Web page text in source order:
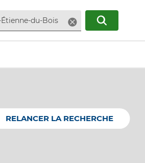
Supprimer
RELANCER LA RECHERCHE